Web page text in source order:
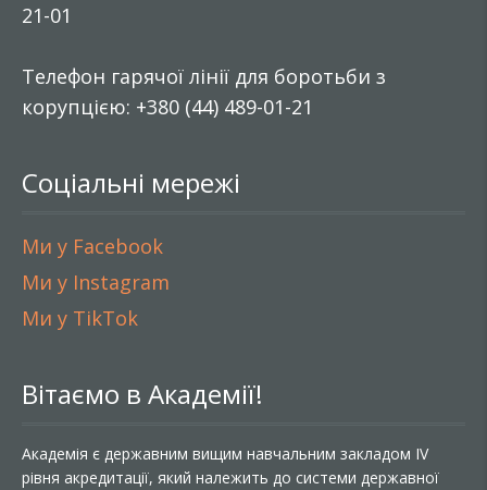
21-01
Телефон гарячої лінії для боротьби з
корупцією: +380 (44) 489-01-21
Соціальні мережі
Ми у Facebook
Ми у Instagram
Ми у TikTok
Вітаємо в Академії!
Академія є державним вищим навчальним закладом IV
рівня акредитації, який належить до системи державної